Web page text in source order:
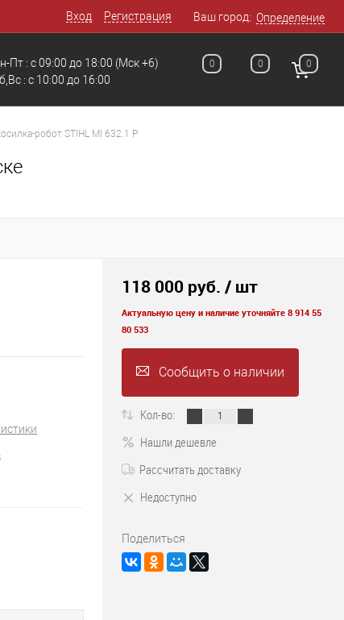
Вход Регистрация Ваш город: Определение
Пт : с 09:00 до 18:00
: c 10:00 до 16:00
(Мск +6) 0 0 0
робот STIHL MI 632.1 P
118 000 руб. / шт
Актуальную цену и наличие уточняйте 8 914 55
80 533
Сообщить о наличии
Кол-во:
Нашли дешевле
Рассчитать доставку
Недоступно
Поделиться